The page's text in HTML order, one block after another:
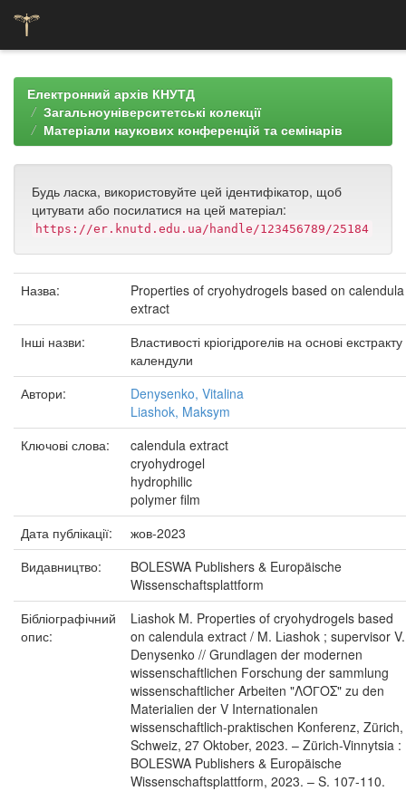
navigationЕлектронний архів КНУТД
Загальноуніверситетські колекції
Матеріали наукових конференцій та семінарів
Будь ласка, використовуйте цей ідентифікатор, щоб
цитувати або посилатися на цей матеріал:
https://er.knutd.edu.ua/handle/123456789/25184
Назва:
Properties of cryohydrogels based on calendula
extract
Інші назви:
Властивості кріогідрогелів на основі екстракту
календули
Автори:
Denysenko, Vitalina
Liashok, Maksym
Ключові слова:
calendula extract
cryohydrogel
hydrophilic
polymer film
Дата публікації:
жов-2023
Видавництво:
BOLESWA Publishers & Europäische
Wissenschaftsplattform
Бібліографічний
опис:
Lіashok M. Properties of cryohydrogels based
on calendula extract / M. Lіashok ; supervisor V.
Denysenko // Grundlagen der modernen
wissenschaftlichen Forschung der sammlung
wissenschaftlicher Arbeiten "ΛΌГOΣ" zu den
Materialien der V Internationalen
wissenschaftlich-praktischen Konferenz, Zürich,
Schweiz, 27 Oktober, 2023. – Zürich-Vinnytsia :
BOLESWA Publishers & Europäische
Wissenschaftsplattform, 2023. – S. 107-110.